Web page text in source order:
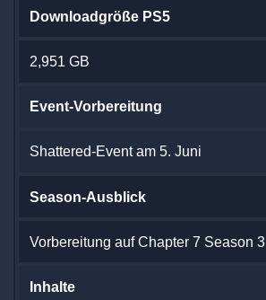
Downloadgröße PS5
2,951 GB
Event-Vorbereitung
Shattered-Event am 5. Juni
Season-Ausblick
Vorbereitung auf Chapter 7 Season 3
Inhalte